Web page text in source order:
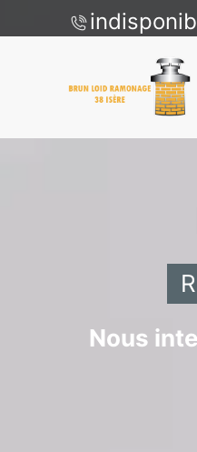
Nous